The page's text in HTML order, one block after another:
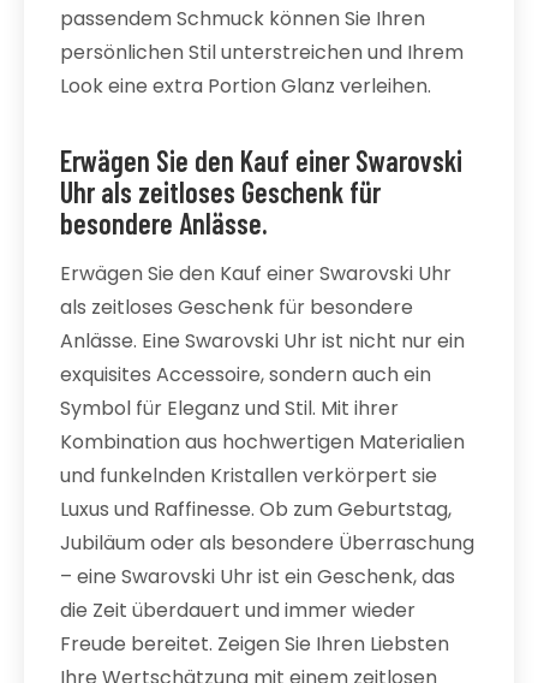
passendem Schmuck können Sie Ihren
persönlichen Stil unterstreichen und Ihrem
Look eine extra Portion Glanz verleihen.
Erwägen Sie den Kauf einer Swarovski
Uhr als zeitloses Geschenk für
besondere Anlässe.
Erwägen Sie den Kauf einer Swarovski Uhr
als zeitloses Geschenk für besondere
Anlässe. Eine Swarovski Uhr ist nicht nur ein
exquisites Accessoire, sondern auch ein
Symbol für Eleganz und Stil. Mit ihrer
Kombination aus hochwertigen Materialien
und funkelnden Kristallen verkörpert sie
Luxus und Raffinesse. Ob zum Geburtstag,
Jubiläum oder als besondere Überraschung
– eine Swarovski Uhr ist ein Geschenk, das
die Zeit überdauert und immer wieder
Freude bereitet. Zeigen Sie Ihren Liebsten